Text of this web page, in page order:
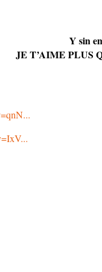
Y sin
JE T’AIME PLUS